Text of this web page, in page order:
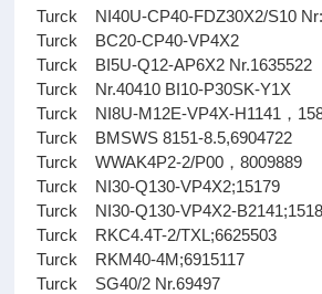
Turck NI40U-CP40-FDZ30X2/S10
Turck BC20-CP40-VP4X2
Turck BI5U-Q12-AP6X2 Nr.1635522
Turck Nr.40410 BI10-P30SK-Y1X
Turck NI8U-M12E-VP4X-H1141，
Turck BMSWS 8151-8.5,6904722
Turck WWAK4P2-2/P00，8009889
Turck NI30-Q130-VP4X2;15179
Turck NI30-Q130-VP4X2-
Turck RKC4.4T-2/TXL;6625503
Turck RKM40-4M;6915117
Turck SG40/2 Nr.69497